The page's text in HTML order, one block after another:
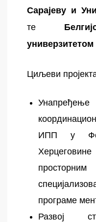
Сарајеву и
те
Циљеви
ИПП у
програме
Развој